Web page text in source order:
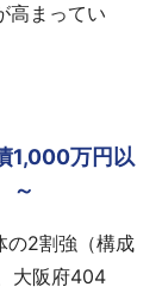
高まってい
1,000万円以
～
2割強（構成
大阪府404